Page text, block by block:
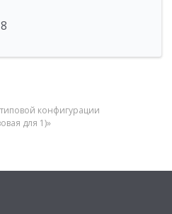
конфигурации
для 1)»